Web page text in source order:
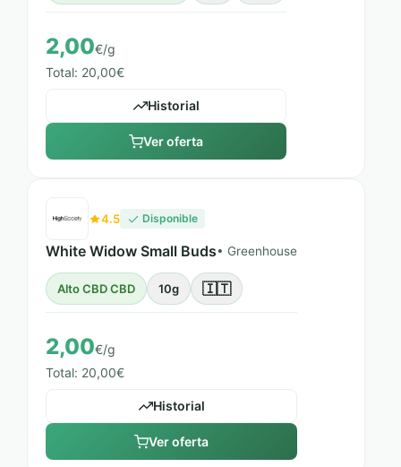
2,00€/g
Total: 20,00€
Historial
Ver oferta
4.5 Disponible
White Widow Small Buds• Greenhouse
Alto CBD CBD 10g 🇮🇹
2,00€/g
Total: 20,00€
Historial
Ver oferta